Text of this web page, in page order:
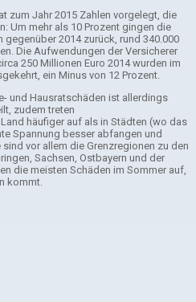
zum Jahr 2015 Zahlen vorgelegt, die
Um mehr als 10 Prozent gingen die
2014 zurück, rund 340.000
Die Aufwendungen der Versicherer
250 Millionen Euro 2014 wurden im
ein Minus von 12 Prozent.
und Hausratschäden ist allerdings
zudem treten
häufiger auf als in Städten (wo das
Spannung besser abfangen und
vor allem die Grenzregionen zu den
Sachsen, Ostbayern und der
die meisten Schäden im Sommer auf,
kommt.